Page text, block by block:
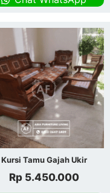
Kursi Tamu Gajah Ukir
Rp5.450.000